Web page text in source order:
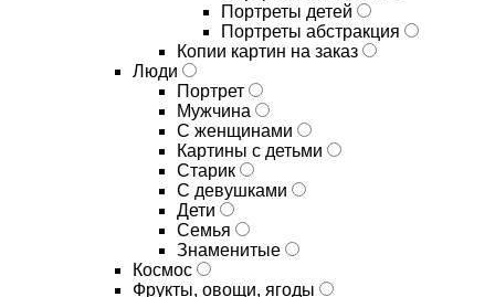
Портреты детей
Портреты абстракция
Копии картин на заказ
Люди
Портрет
Мужчина
С женщинами
Картины с детьми
Старик
С девушками
Дети
Семья
Знаменитые
Космос
Фрукты, овощи, ягоды